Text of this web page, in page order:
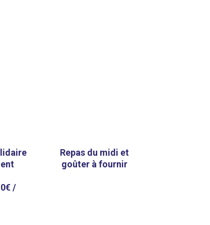
/
Repas du midi et
goûter à fournir